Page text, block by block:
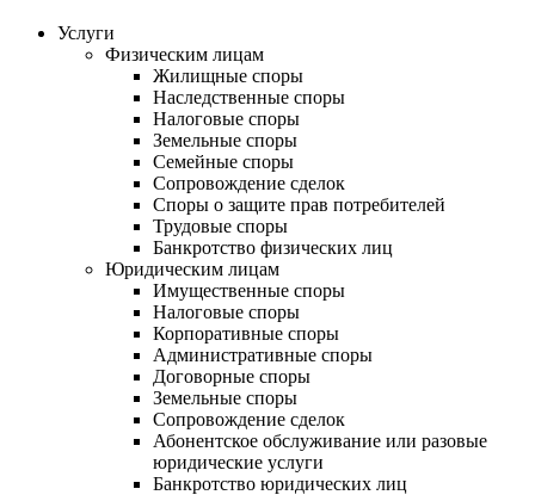
Услуги
Физическим лицам
Жилищные споры
Наследственные споры
Налоговые споры
Земельные споры
Семейные споры
Сопровождение сделок
Споры о защите прав потребителей
Трудовые споры
Банкротство физических лиц
Юридическим лицам
Имущественные споры
Налоговые споры
Корпоративные споры
Административные споры
Договорные споры
Земельные споры
Сопровождение сделок
Абонентское обслуживание или разовые
юридические услуги
Банкротство юридических лиц